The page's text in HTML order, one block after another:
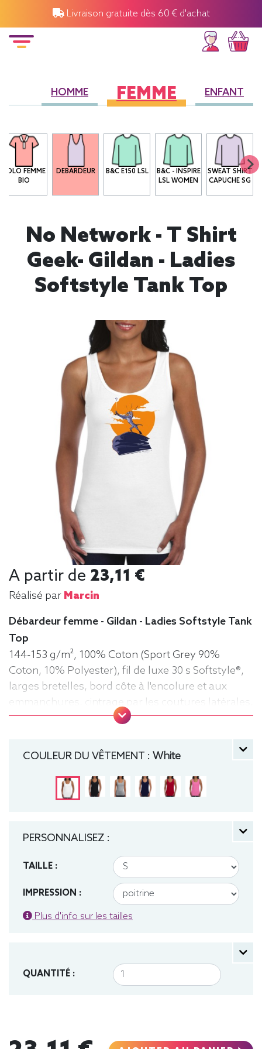
Livraison gratuite dès 60 € d'achat
HOMME FEMME ENFANT
POLO FEMME
BIO
DEBARDEUR B&C E150 LSL
B&C - INSPIRE
LSL WOMEN
SWEAT SHIRT
CAPUCHE SG
No Network - T Shirt
Geek- Gildan - Ladies
Softstyle Tank Top
A partir de 23,11 €
Réalisé par Marcin
Débardeur femme - Gildan - Ladies Softstyle Tank
Top
144-153 g/m², 100% Coton (Sport Grey 90%
Coton, 10% Polyester), fil de luxe 30 s Softstyle®,
larges bretelles, bord côte à l'encolure et aux
emmanchures, cintrage par les coutures latérales,
surpiqûre à la base, tourné d'un quart pour éviter
Marcel, Léger, Femme, Débardeur
COULEUR DU VÊTEMENT : White
PERSONNALISEZ :
TAILLE :
IMPRESSION :
Plus d'info sur les tailles
QUANTITÉ :